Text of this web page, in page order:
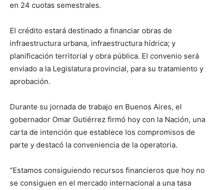
en 24 cuotas semestrales.
El crédito estará destinado a financiar obras de
infraestructura urbana, infraestructura hídrica; y
planificación territorial y obra pública. El convenio será
enviado a la Legislatura provincial, para su tratamiento y
aprobación.
Durante su jornada de trabajo en Buenos Aires, el
gobernador Omar Gutiérrez firmó hoy con la Nación, una
carta de intención que establece los compromisos de
parte y destacó la conveniencia de la operatoria.
“Estamos consiguiendo recursos financieros que hoy no
se consiguen en el mercado internacional a una tasa